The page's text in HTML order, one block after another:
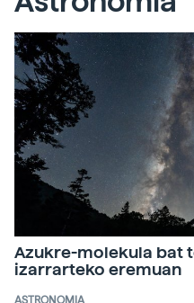
Azukre-molekula bat
izarrarteko eremuan
ASTRONOMIA